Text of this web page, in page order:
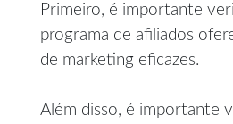
Primeiro, é importante
programa de afiliados
de marketing eficazes.
Além disso, é importante